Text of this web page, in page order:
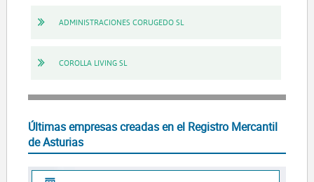
ADMINISTRACIONES CORUGEDO SL
COROLLA LIVING SL
Últimas empresas creadas en el Registro Mercantil
de Asturias